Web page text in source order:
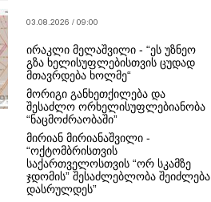
03.08.2026 / 09:00
ირაკლი მელაშვილი - “ეს უზნეო
გზა ხელისუფლებისთვის ცუდად
მთავრდება ხოლმე“
მორიგი განხეთქილება და
შესაძლო ორხელისუფლებიანობა
“ნაცმოძრაობაში”
მირიან მირიანაშვილი -
“ოქტომბრისთვის
საქართველოსთვის “ორ სკამზე
ჯდომის” შესაძლებლობა შეიძლება
დასრულდეს”